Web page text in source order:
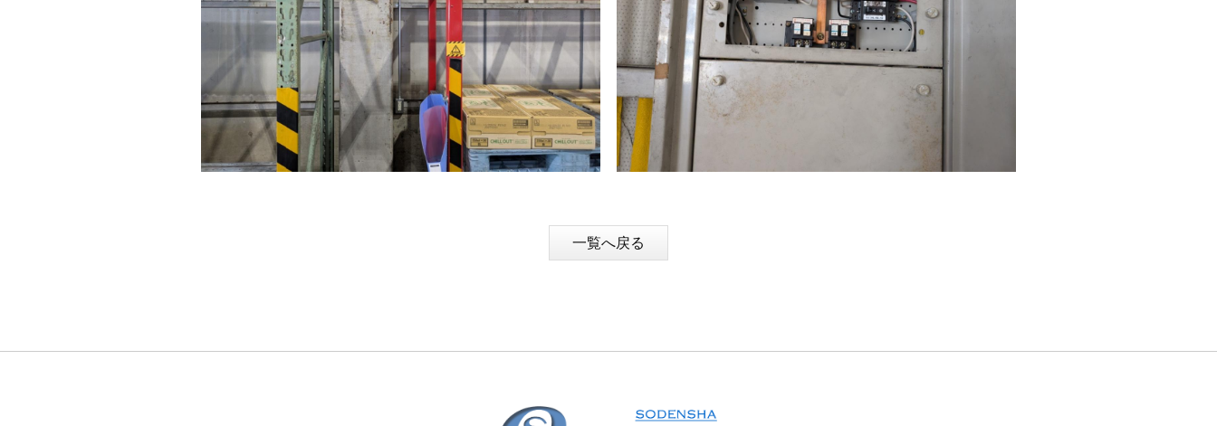
一覧へ戻る